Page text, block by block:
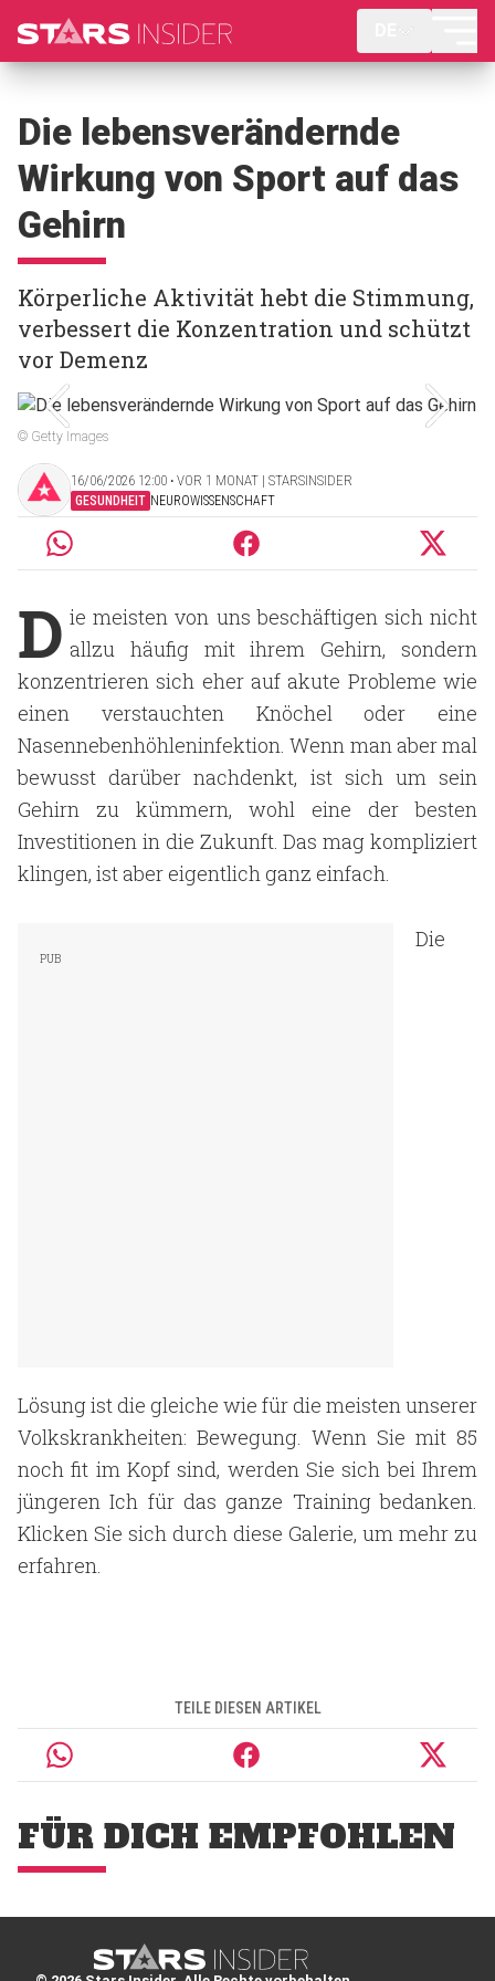
Die lebensverändernde
Wirkung von Sport auf das
Gehirn
Körperliche Aktivität hebt die Stimmung,
verbessert die Konzentration und schützt
vor Demenz
© Getty Images
16/06/2026 12:00 ‧ VOR 1 MONAT | STARSINSIDER
GESUNDHEIT NEUROWISSENSCHAFT
D ie meisten von uns beschäftigen sich nicht
allzu häufig mit ihrem Gehirn, sondern
konzentrieren sich eher auf akute Probleme wie
einen verstauchten Knöchel oder eine
Nasennebenhöhleninfektion. Wenn man aber mal
bewusst darüber nachdenkt, ist sich um sein
Gehirn zu kümmern, wohl eine der besten
Investitionen in die Zukunft. Das mag kompliziert
klingen, ist aber eigentlich ganz einfach.
Die
Lösung ist die gleiche wie für die meisten unserer
Volkskrankheiten: Bewegung. Wenn Sie mit 85
noch fit im Kopf sind, werden Sie sich bei Ihrem
jüngeren Ich für das ganze Training bedanken.
Klicken Sie sich durch diese Galerie, um mehr zu
erfahren.
TEILE DIESEN ARTIKEL
FÜR DICH EMPFOHLEN